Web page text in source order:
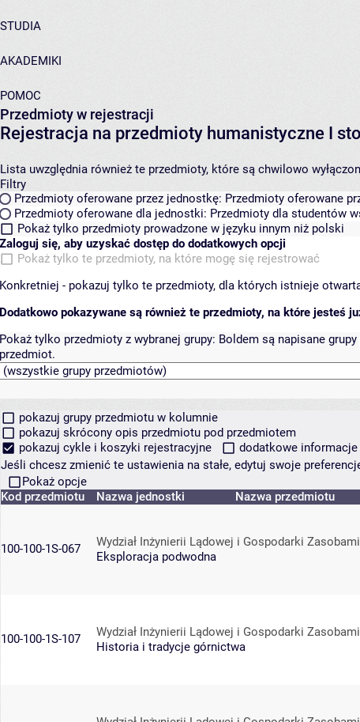
STUDIA
AKADEMIKI
POMOC
Przedmioty w rejestracji
Rejestracja na przedmioty humanistyczne I
Lista uwzględnia również te przedmioty, które są chwilowo
Filtry
Przedmioty oferowane przez jednostkę: Przedmioty oferowane
Przedmioty oferowane dla jednostki: Przedmioty dla studentów
Pokaż tylko przedmioty prowadzone w języku innym niż polski
Zaloguj się, aby uzyskać dostęp do dodatkowych opcji
Pokaż tylko te przedmioty, na które mogę się rejestrować
Konkretniej - pokazuj tylko te przedmioty, dla których istnieje
Dodatkowo pokazywane są również te przedmioty, na które jesteś
Pokaż tylko przedmioty z wybranej grupy: Boldem są napisane
przedmiot.
pokazuj grupy przedmiotu w kolumnie
pokazuj skrócony opis przedmiotu pod przedmiotem
pokazuj cykle i koszyki rejestracyjne
dodatkowe
Jeśli chcesz zmienić te ustawienia na stałe, edytuj swoje
Pokaż opcje
Kod przedmiotu
Nazwa jednostki Nazwa przedmiotu
100-100-1S-067
Wydział Inżynierii Lądowej i Gospodarki Zasobami
Eksploracja podwodna
100-100-1S-107
Wydział Inżynierii Lądowej i Gospodarki Zasobami
Historia i tradycje górnictwa